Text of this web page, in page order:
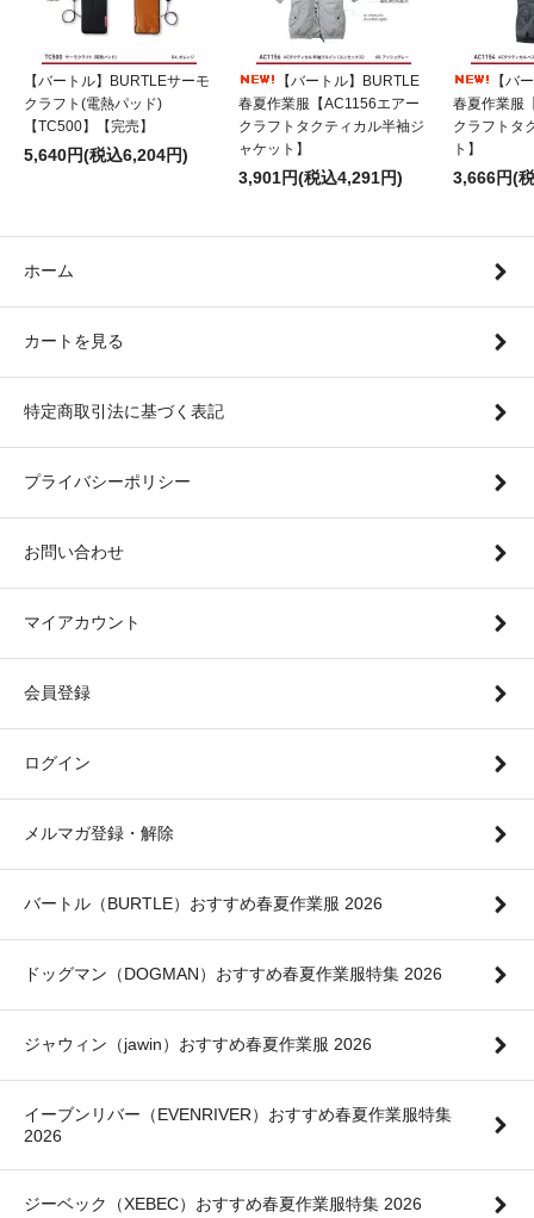
【バートル】BURTLEサーモ
クラフト(電熱パッド)
【TC500】【完売】
5,640円(税込6,204円)
【バートル】BURTLE
春夏作業服【AC1156エアー
クラフトタクティカル半袖ジ
ャケット】
3,901円(税込4,291円)
【バ
春夏作業服
クラフトタ
ト】
3,666円(
ホーム
カートを見る
特定商取引法に基づく表記
プライバシーポリシー
お問い合わせ
マイアカウント
会員登録
ログイン
メルマガ登録・解除
バートル（BURTLE）おすすめ春夏作業服 2026
ドッグマン（DOGMAN）おすすめ春夏作業服特集 2026
ジャウィン（jawin）おすすめ春夏作業服 2026
イーブンリバー（EVENRIVER）おすすめ春夏作業服特集
2026
ジーベック（XEBEC）おすすめ春夏作業服特集 2026